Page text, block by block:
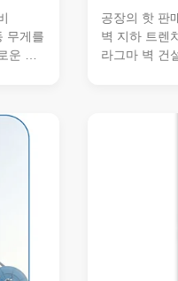
무게를
건
니다.
을 포
안정
구조
링
공장의 핫 판
벽 지하 트렌
라그마 벽 건
굴과 정밀한
구 사항을
필수적입니
70m까지 선
는 도전적인
사양을 처리
더 시스템은
변경을 보장,